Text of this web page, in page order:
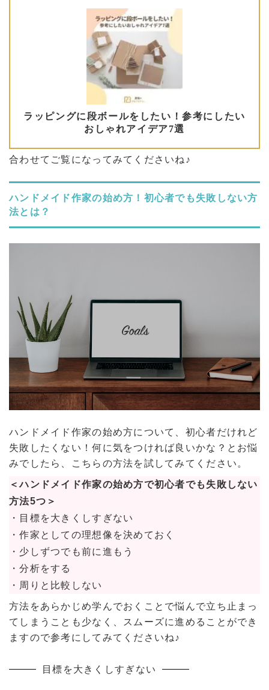
合わせてご覧になってみてくださいね♪
ハンドメイド作家の始め方！初心者でも失敗しない方
法とは？
ハンドメイド作家の始め方について、初心者だけれど
失敗したくない！何に気をつければ良いかな？とお悩
みでしたら、こちらの方法を試してみてください。
＜ハンドメイド作家の始め方で初心者でも失敗しない
方法5つ＞
・目標を大きくしすぎない
・作家としての理想像を決めておく
・少しずつでも前に進もう
・分析をする
・周りと比較しない
方法をあらかじめ学んでおくことで悩んで立ち止まっ
てしまうことも少なく、スムーズに進めることができ
ますので参考にしてみてくださいね♪
目標を大きくしすぎない